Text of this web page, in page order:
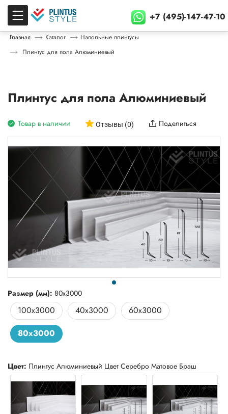
+7 (495)-147-47-10
Главная Каталог
Напольные плинтусы
Плинтус для пола Алюминиевый
Плинтус для пола Алюминиевый
Товар в наличии Отзывы (0) Поделиться
Размер (мм): 80x3000
100x3000 40x3000
60x3000
80x3000
Цвет: Плинтус Алюминиевый Цвет Серебро Матовое Браш